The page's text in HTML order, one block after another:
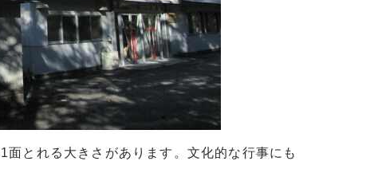
とれる大きさがあります。文化的な行事にも